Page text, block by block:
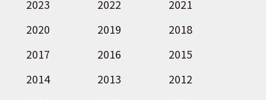
2023
2022
2021
2020
2019
2018
2017
2016
2015
2014
2013
2012